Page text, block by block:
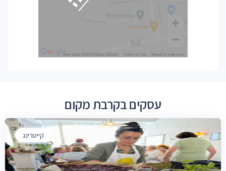
עסקים בקרבת מקום
קייטרינג